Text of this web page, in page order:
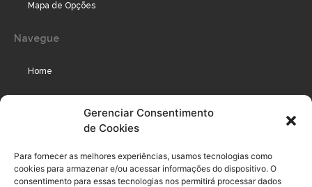
Gerenciar Consentimento
de Cookies
Para fornecer as melhores experiências, usamos tecnologias como
cookies para armazenar e/ou acessar informações do dispositivo. O
consentimento para essas tecnologias nos permitirá processar dados
Mapa de Opções
Navegue
Home
Podcast